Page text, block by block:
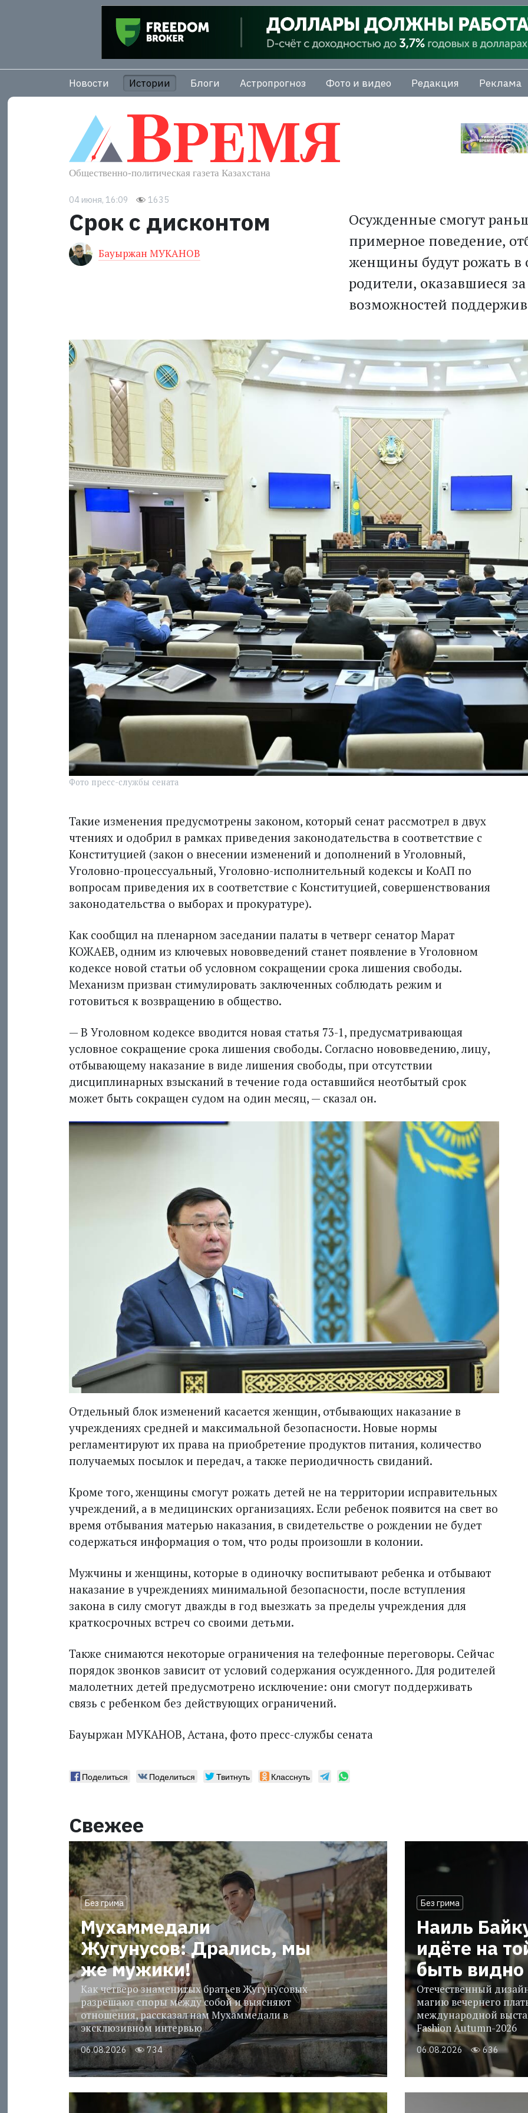
Новости Истории Блоги Астропрогноз Фото и видео Редакция Реклама
04 июня, 16:09 1635
Срок с дисконтом
Бауыржан МУКАНОВ
Осужденные смогут
примерное поведение,
женщины будут рожать в
родители, оказавшиеся
возможностей
Фото пресс-службы сената
Такие изменения предусмотрены законом, который сенат рассмотрел в двух
чтениях и одобрил в рамках приведения законодательства в соответствие с
Конституцией (закон о внесении изменений и дополнений в Уголовный,
Уголовно-процессуальный, Уголовно-исполнительный кодексы и КоАП по
вопросам приведения их в соответствие с Конституцией, совершенствования
законодательства о выборах и прокуратуре).
Как сообщил на пленарном заседании палаты в четверг сенатор Марат
КОЖАЕВ, одним из ключевых нововведений станет появление в Уголовном
кодексе новой статьи об условном сокращении срока лишения свободы.
Механизм призван стимулировать заключенных соблюдать режим и
готовиться к возвращению в общество.
— В Уголовном кодексе вводится новая статья 73-1, предусматривающая
условное сокращение срока лишения свободы. Согласно нововведению, лицу,
отбывающему наказание в виде лишения свободы, при отсутствии
дисциплинарных взысканий в течение года оставшийся неотбытый срок
может быть сокращен судом на один месяц, — сказал он.
Отдельный блок изменений касается женщин, отбывающих наказание в
учреждениях средней и максимальной безопасности. Новые нормы
регламентируют их права на приобретение продуктов питания, количество
получаемых посылок и передач, а также периодичность свиданий.
Кроме того, женщины смогут рожать детей не на территории исправительных
учреждений, а в медицинских организациях. Если ребенок появится на свет во
время отбывания матерью наказания, в свидетельстве о рождении не будет
содержаться информация о том, что роды произошли в колонии.
Мужчины и женщины, которые в одиночку воспитывают ребенка и отбывают
наказание в учреждениях минимальной безопасности, после вступления
закона в силу смогут дважды в год выезжать за пределы учреждения для
краткосрочных встреч со своими детьми.
Также снимаются некоторые ограничения на телефонные переговоры. Сейчас
порядок звонков зависит от условий содержания осужденного. Для родителей
малолетних детей предусмотрено исключение: они смогут поддерживать
связь с ребенком без действующих ограничений.
Бауыржан МУКАНОВ, Астана, фото пресс-службы сената
Поделиться Поделиться Твитнуть Класснуть
Свежее
Без грима
Мухаммедали
Жугунусов: Дрались, мы
же мужики!
Как четверо знаменитых братьев Жугунусовых
разрешают споры между собой и выясняют
отношения, рассказал нам Мухаммедали в
эксклюзивном интервью
06.08.2026 734
Без грима
Наиль
идёте на
быть видно
Отечественный
магию вечернего
международной
Fashion Autumn-2026
06.08.2026 636